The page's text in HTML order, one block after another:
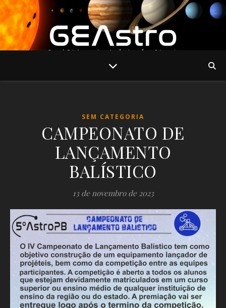
SEM CATEGORIA
CAMPEONATO DE
LANÇAMENTO
BALÍSTICO
13 de novembro de 2023